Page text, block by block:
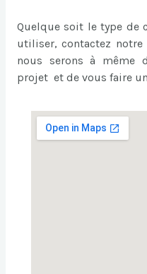
Quelque soit le type de
utiliser, contactez notre
nous serons à même
projet et de vous faire